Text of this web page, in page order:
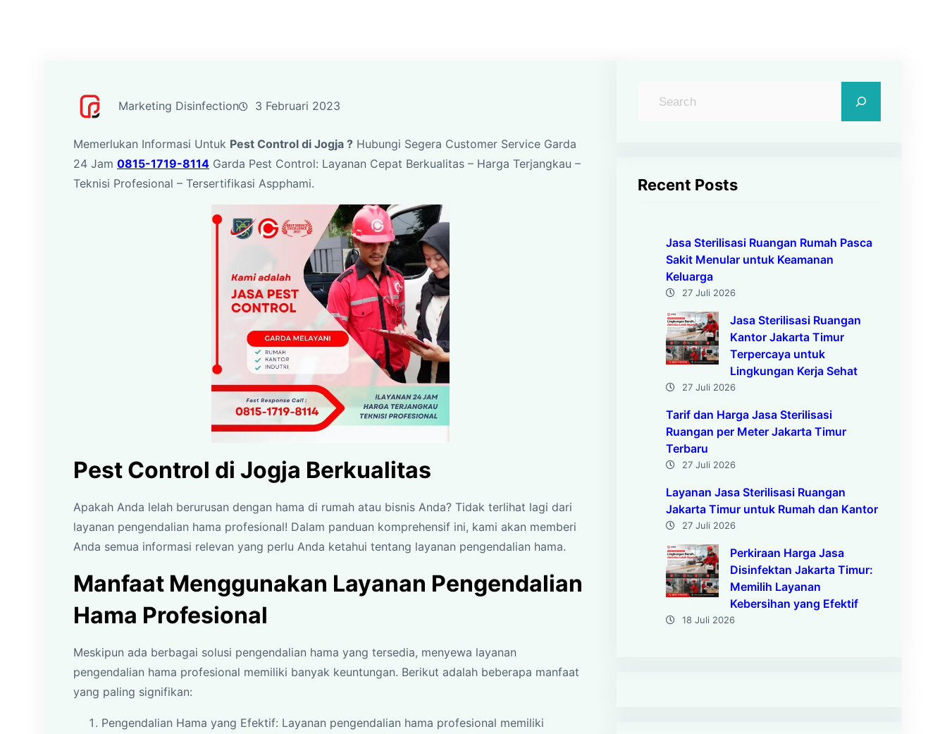
Marketing Disinfection 3 Februari 2023
Memerlukan Informasi Untuk Pest Control di Jogja ? Hubungi Segera Customer Service Garda
24 Jam 0815-1719-8114 Garda Pest Control: Layanan Cepat Berkualitas – Harga Terjangkau –
Teknisi Profesional – Tersertifikasi Aspphami.
Pest Control di Jogja Berkualitas
Apakah Anda lelah berurusan dengan hama di rumah atau bisnis Anda? Tidak terlihat lagi dari
layanan pengendalian hama profesional! Dalam panduan komprehensif ini, kami akan memberi
Anda semua informasi relevan yang perlu Anda ketahui tentang layanan pengendalian hama.
Manfaat Menggunakan Layanan Pengendalian
Hama Profesional
Meskipun ada berbagai solusi pengendalian hama yang tersedia, menyewa layanan
pengendalian hama profesional memiliki banyak keuntungan. Berikut adalah beberapa manfaat
yang paling signifikan:
Pengendalian Hama yang Efektif: Layanan pengendalian hama profesional memiliki
Recent Posts
Jasa Sterilisasi Ruangan Rumah Pasca
Sakit Menular untuk Keamanan
Keluarga
27 Juli 2026
Jasa Sterilisasi Ruangan
Kantor Jakarta Timur
Terpercaya untuk
Lingkungan Kerja Sehat
27 Juli 2026
Tarif dan Harga Jasa Sterilisasi
Ruangan per Meter Jakarta Timur
Terbaru
27 Juli 2026
Layanan Jasa Sterilisasi Ruangan
Jakarta Timur untuk Rumah dan Kantor
27 Juli 2026
Perkiraan Harga Jasa
Disinfektan Jakarta Timur:
Memilih Layanan
Kebersihan yang Efektif
18 Juli 2026